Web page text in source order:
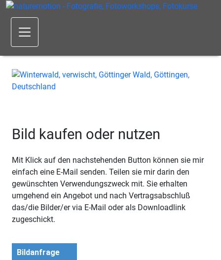
Bild kaufen oder nutzen
Mit Klick auf den nachstehenden Button können sie mir
einfach eine E-Mail senden. Teilen sie mir darin den
gewünschten Verwendungszweck mit. Sie erhalten
umgehend ein Angebot und nach Vertragsabschluß
das/die Bilder/er via E-Mail oder als Downloadlink
zugeschickt.
Bildanfrage